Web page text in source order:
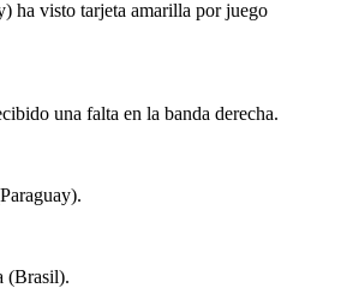
ha visto tarjeta amarilla por juego
una falta en la banda derecha.
(Brasil).